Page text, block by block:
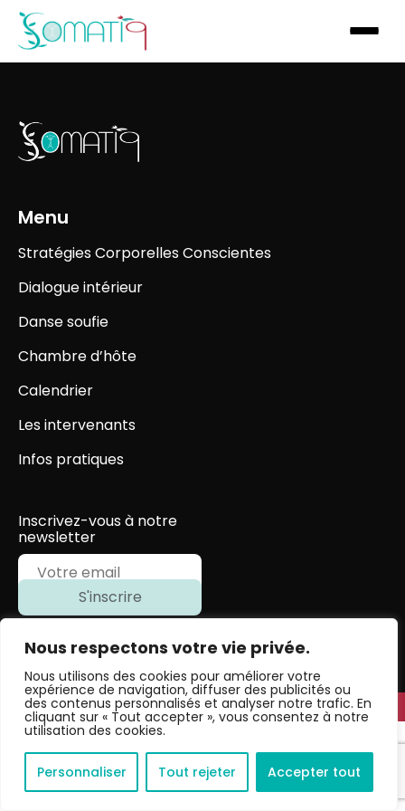
Nous respectons votre vie privée.
Nous utilisons des cookies pour améliorer votre
expérience de navigation, diffuser des publicités ou
des contenus personnalisés et analyser notre trafic. En
cliquant sur « Tout accepter », vous consentez à notre
utilisation des cookies.
Personnaliser Tout rejeter Accepter tout
Menu
Stratégies Corporelles Conscientes
Dialogue intérieur
Danse soufie
Chambre d’hôte
Calendrier
Les intervenants
Infos pratiques
Inscrivez-vous à notre
newsletter
Politique de confidentialitéMentions légales